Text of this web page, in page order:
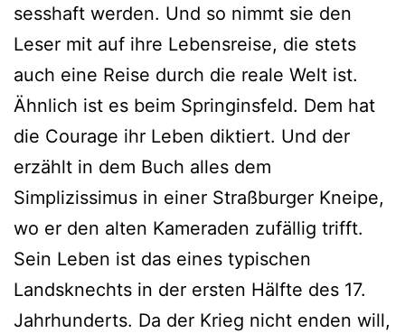
sesshaft werden. Und so nimmt sie den
Leser mit auf ihre Lebensreise, die stets
auch eine Reise durch die reale Welt ist.
Ähnlich ist es beim Springinsfeld. Dem hat
die Courage ihr Leben diktiert. Und der
erzählt in dem Buch alles dem
Simplizissimus in einer Straßburger Kneipe,
wo er den alten Kameraden zufällig trifft.
Sein Leben ist das eines typischen
Landsknechts in der ersten Hälfte des 17.
Jahrhunderts. Da der Krieg nicht enden will,